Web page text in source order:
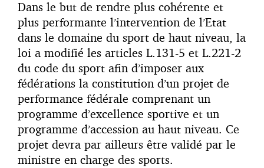
Dans le but de rendre plus cohérente et
plus performante l’intervention de l’Etat
dans le domaine du sport de haut niveau, la
loi a modifié les articles L.131-5 et L.221-2
du code du sport afin d’imposer aux
fédérations la constitution d’un projet de
performance fédérale comprenant un
programme d’excellence sportive et un
programme d’accession au haut niveau. Ce
projet devra par ailleurs être validé par le
ministre en charge des sports.